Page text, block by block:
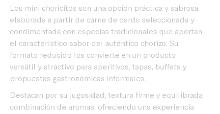
Los mini choricitos son una opción práctica y sabrosa
elaborada a partir de carne de cerdo seleccionada y
condimentada con especias tradicionales que aportan
el característico sabor del auténtico chorizo. Su
formato reducido los convierte en un producto
versátil y atractivo para aperitivos, tapas, buffets y
propuestas gastronómicas informales.
Destacan por su jugosidad, textura firme y equilibrada
combinación de aromas, ofreciendo una experiencia